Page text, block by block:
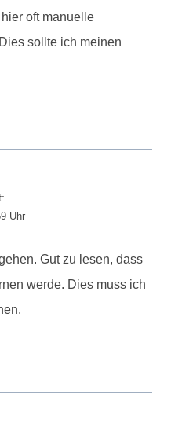
oft manuelle
sollte ich meinen
Uhr
Gut zu lesen, dass
werde. Dies muss ich